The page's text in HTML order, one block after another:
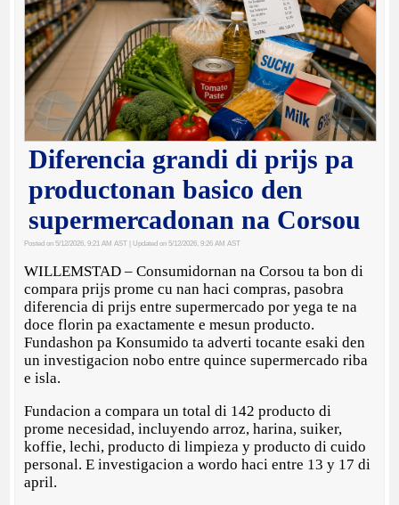
Diferencia grandi di prijs pa
productonan basico den
supermercadonan na Corsou
Posted on 5/12/2026, 9:21 AM AST | Updated on 5/12/2026, 9:26 AM AST
WILLEMSTAD – Consumidornan na Corsou ta bon di
compara prijs prome cu nan haci compras, pasobra
diferencia di prijs entre supermercado por yega te na
doce florin pa exactamente e mesun producto.
Fundashon pa Konsumido ta adverti tocante esaki den
un investigacion nobo entre quince supermercado riba
e isla.
Fundacion a compara un total di 142 producto di
prome necesidad, incluyendo arroz, harina, suiker,
koffie, lechi, producto di limpieza y producto di cuido
personal. E investigacion a wordo haci entre 13 y 17 di
april.